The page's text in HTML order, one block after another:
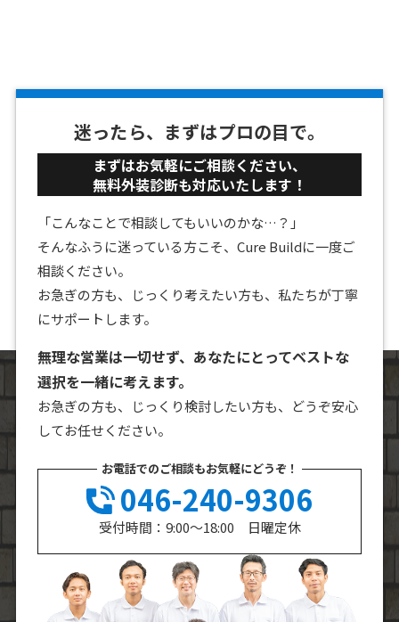
迷ったら、まずはプロの目で。
まずはお気軽にご相談ください、
無料外装診断も対応いたします！
「こんなことで相談してもいいのかな…？」
そんなふうに迷っている方こそ、Cure Buildに一度ご
相談ください。
お急ぎの方も、じっくり考えたい方も、私たちが丁寧
にサポートします。
無理な営業は一切せず、あなたにとってベストな
選択を一緒に考えます。
お急ぎの方も、じっくり検討したい方も、どうぞ安心
してお任せください。
お電話でのご相談もお気軽にどうぞ！
046-240-9306
受付時間：9:00～18:00 日曜定休